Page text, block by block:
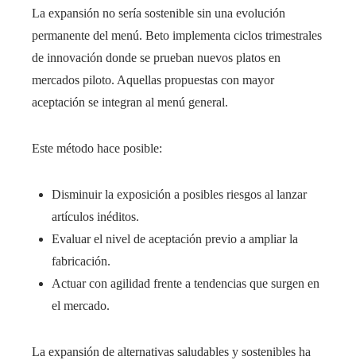
La expansión no sería sostenible sin una evolución
permanente del menú. Beto implementa ciclos trimestrales
de innovación donde se prueban nuevos platos en
mercados piloto. Aquellas propuestas con mayor
aceptación se integran al menú general.
Este método hace posible:
Disminuir la exposición a posibles riesgos al lanzar
artículos inéditos.
Evaluar el nivel de aceptación previo a ampliar la
fabricación.
Actuar con agilidad frente a tendencias que surgen en
el mercado.
La expansión de alternativas saludables y sostenibles ha